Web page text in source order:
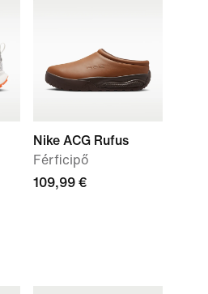
Nike ACG Rufus
Férficipő
109,99 €